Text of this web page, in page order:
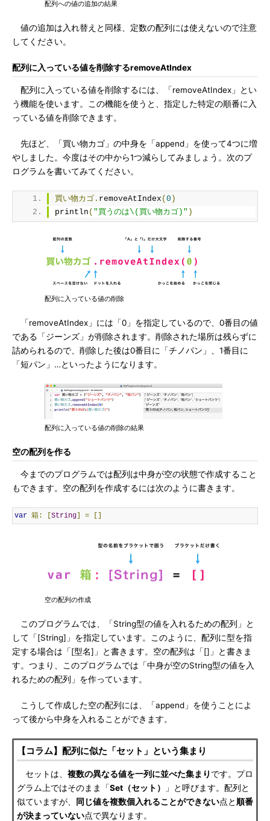
配列への値の追加の結果
値の追加は入れ替えと同様、定数の配列には使えないので注意
してください。
配列に入っている値を削除するremoveAtIndex
配列に入っている値を削除するには、「removeAtIndex」とい
う機能を使います。この機能を使うと、指定した特定の順番に入
っている値を削除できます。
先ほど、「買い物カゴ」の中身を「append」を使って4つに増
やしました。今度はその中から1つ減らしてみましょう。次のプ
ログラムを書いてみてください。
買い物カゴ. removeAtIndex ( 0 )
println ( "買うのは\(買い物カゴ)" )
配列に入っている値の削除
「removeAtIndex」には「0」を指定しているので、0番目の値
である「ジーンズ」が削除されます。削除された場所は残らずに
詰められるので、削除した後は0番目に「チノパン」、1番目に
「短パン」…といったようになります。
配列に入っている値の削除の結果
空の配列を作る
今までのプログラムでは配列は中身が空の状態で作成すること
もできます。空の配列を作成するには次のように書きます。
var 箱: String =
空の配列の作成
このプログラムでは、「String型の値を入れるための配列」と
して「[String]」を指定しています。このように、配列に型を指
定する場合は「[型名]」と書きます。空の配列は「[]」と書きま
す。つまり、このプログラムでは「中身が空のString型の値を入
れるための配列」を作っています。
こうして作成した空の配列には、「append」を使うことによ
って後から中身を入れることができます。
【コラム】配列に似た「セット」という集まり
セットは、 複数の異なる値を一列に並べた集まり です。プロ
グラム上ではそのまま「Set（セット）
」と呼びます。配列と
似ていますが、
同じ値を複数個入れることができない点と 順番
が決まっていない点で異なります。